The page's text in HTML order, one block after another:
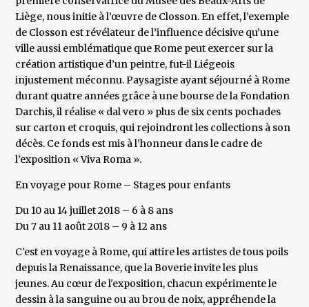
Liège, nous initie à l’œuvre de Closson. En effet, l’exemple
de Closson est révélateur de l’influence décisive qu’une
ville aussi emblématique que Rome peut exercer sur la
création artistique d’un peintre, fut-il Liégeois
injustement méconnu. Paysagiste ayant séjourné à Rome
durant quatre années grâce à une bourse de la Fondation
Darchis, il réalise « dal vero » plus de six cents pochades
sur carton et croquis, qui rejoindront les collections à son
décès. Ce fonds est mis à l’honneur dans le cadre de
l’exposition « Viva Roma ».
En voyage pour Rome – Stages pour enfants
Du 10 au 14 juillet 2018 – 6 à 8 ans
Du 7 au 11 août 2018 – 9 à 12 ans
C'est en voyage à Rome, qui attire les artistes de tous poils
depuis la Renaissance, que la Boverie invite les plus
jeunes. Au cœur de l'exposition, chacun expérimente le
dessin à la sanguine ou au brou de noix, appréhende la